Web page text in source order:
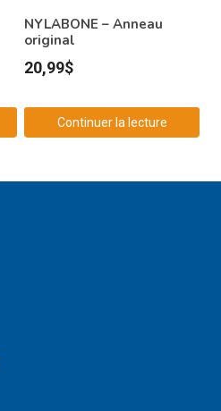
NYLABONE – Anneau
original
20,99$
Continuer la lecture